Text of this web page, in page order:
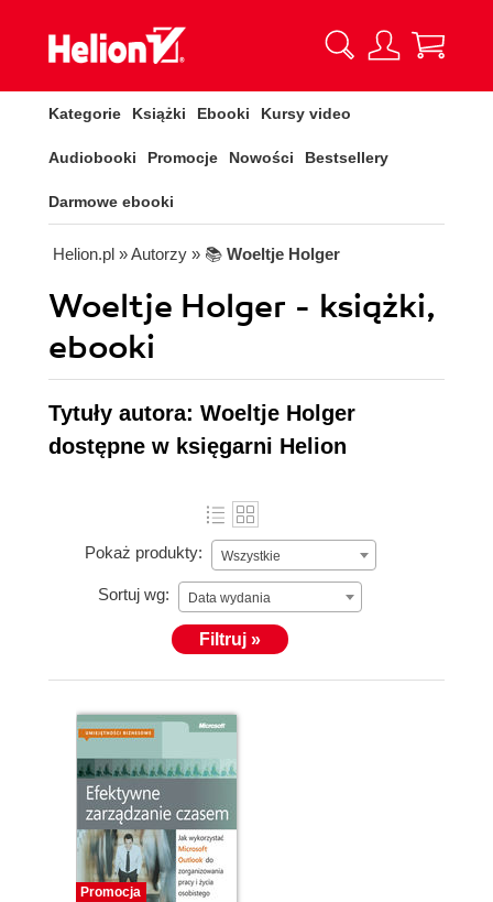
Kategorie Książki Ebooki Kursy video
Audiobooki Promocje Nowości Bestsellery
Darmowe ebooki
Helion.pl » Autorzy » 📚 Woeltje Holger
Woeltje Holger - książki,
ebooki
Tytuły autora: Woeltje Holger
dostępne w księgarni Helion
Pokaż produkty: Wszystkie
Sortuj wg: Data wydania
Filtruj »
Promocja